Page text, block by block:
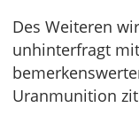
Des Weiteren
unhinterfragt
Uranmunition